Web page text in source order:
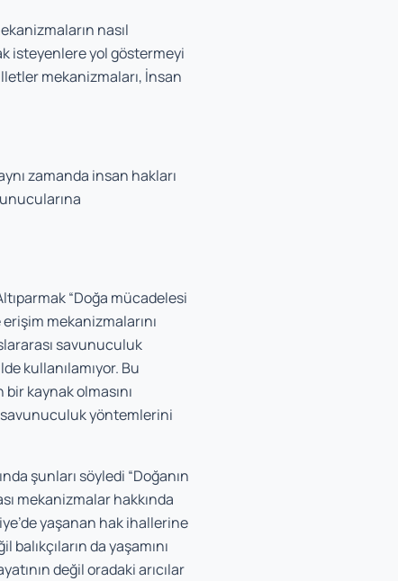
nasıl
isteyenlere yol göstermeyi
mekanizmaları, İnsan
zamanda insan hakları
“Doğa mücadelesi
mekanizmalarını
savunuculuk
kullanılamıyor. Bu
kaynak olmasını
savunuculuk yöntemlerini
şunları söyledi “Doğanın
mekanizmalar hakkında
yaşanan hak ihallerine
da yaşamını
değil oradaki arıcılar